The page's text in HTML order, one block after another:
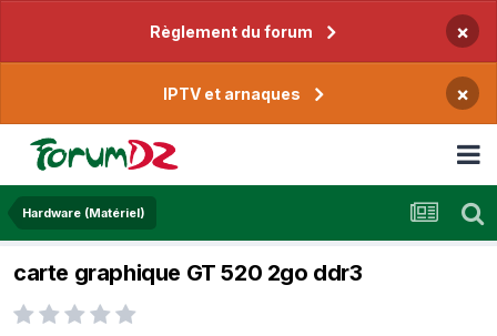
Règlement du forum ×
IPTV et arnaques ×
Hardware (Matériel)
carte graphique GT 520 2go ddr3